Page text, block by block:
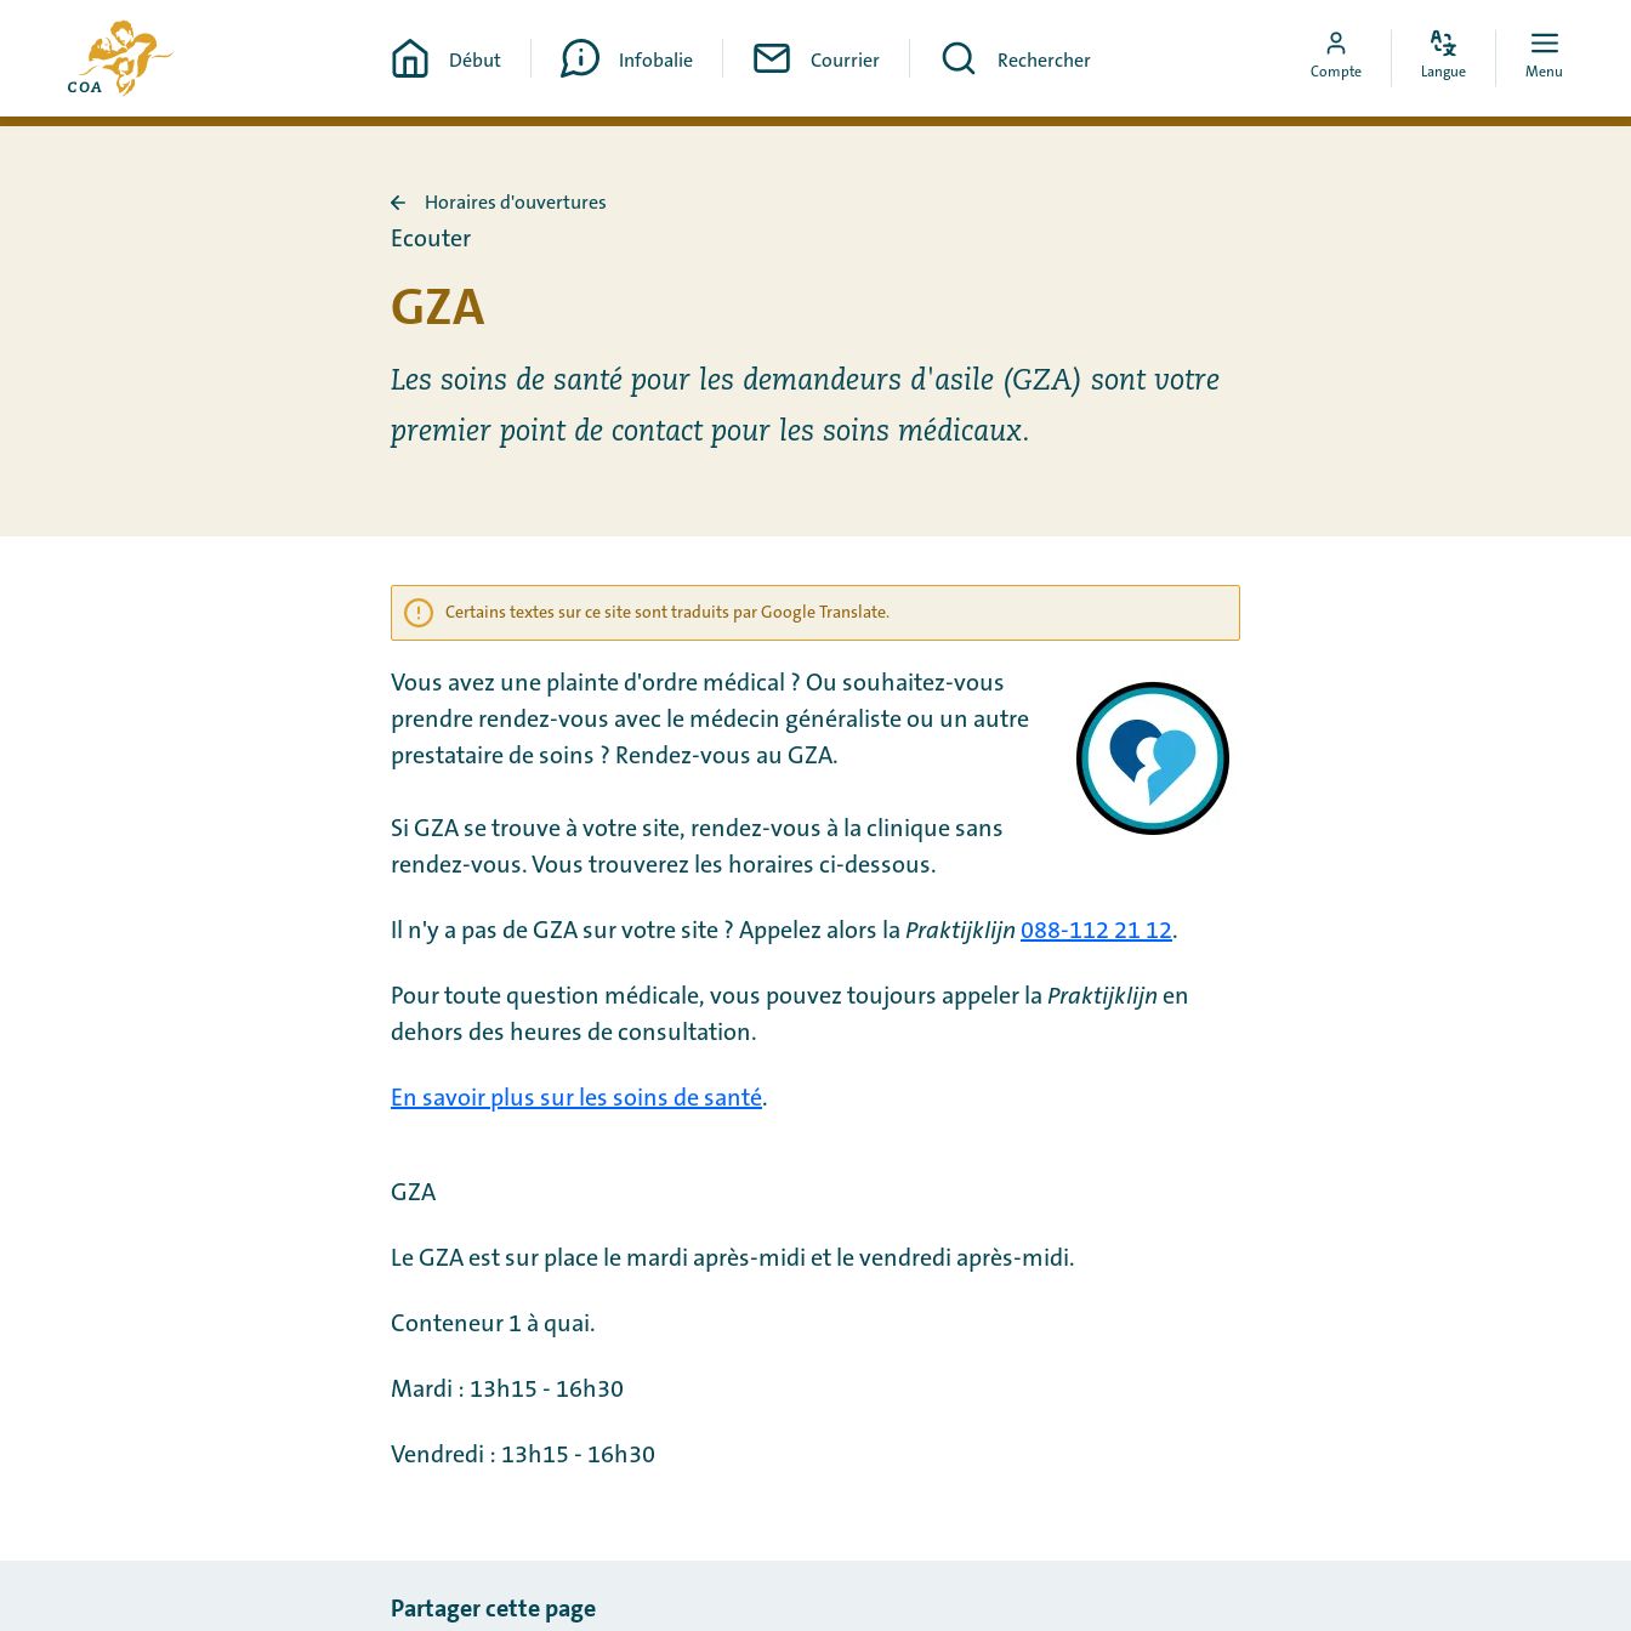
directement
contenu
Vers
page
Début Infobalie Courrier Rechercher
Aller
vers
Compte
Modifiez
langue
Langue
Ouvrir
Menu
à
d&#39;ouvertures
Horaires d'ouvertures
Ecouter
GZA
Les soins de santé pour les demandeurs d'asile (GZA) sont votre
premier point de contact pour les soins médicaux.
Certains textes sur ce site sont traduits par Google Translate.
Vous avez une plainte d'ordre médical ? Ou souhaitez-vous
prendre rendez-vous avec le médecin généraliste ou un autre
prestataire de soins ? Rendez-vous au GZA.
Si GZA se trouve à votre site, rendez-vous à la clinique sans
rendez-vous. Vous trouverez les horaires ci-dessous.
Il n'y a pas de GZA sur votre site ? Appelez alors la Praktijklijn 088-112 21 12.
Pour toute question médicale, vous pouvez toujours appeler la Praktijklijn en
dehors des heures de consultation.
En savoir plus sur les soins de santé.
GZA
Le GZA est sur place le mardi après-midi et le vendredi après-midi.
Conteneur 1 à quai.
Mardi : 13h15 - 16h30
Vendredi : 13h15 - 16h30
Partager cette page